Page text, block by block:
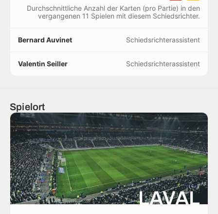
Durchschnittliche Anzahl der Karten (pro Partie) in den
vergangenen 11 Spielen mit diesem Schiedsrichter.
Bernard Auvinet Schiedsrichterassistent
Valentin Seiller Schiedsrichterassistent
Spielort
LAVAL